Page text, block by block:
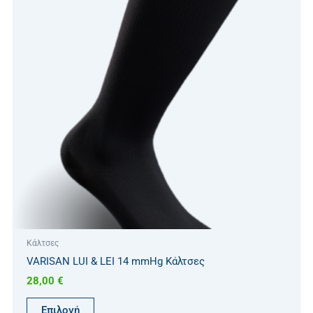
Κάλτσες
VARISAN LUI & LEI 14 mmHg Κάλτσες
28,00 €
Επιλογή
πολλαπλές
παραλλαγές.
επιλογές
μπορούν
να